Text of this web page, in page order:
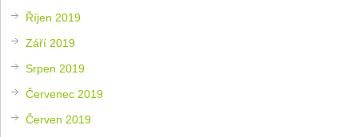
Říjen 2019
Září 2019
Srpen 2019
Červenec 2019
Červen 2019